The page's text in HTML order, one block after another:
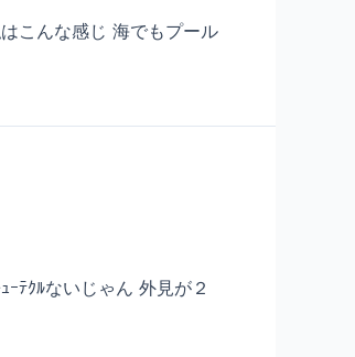
こんな感じ 海でもプール
ｸﾙないじゃん 外見が２